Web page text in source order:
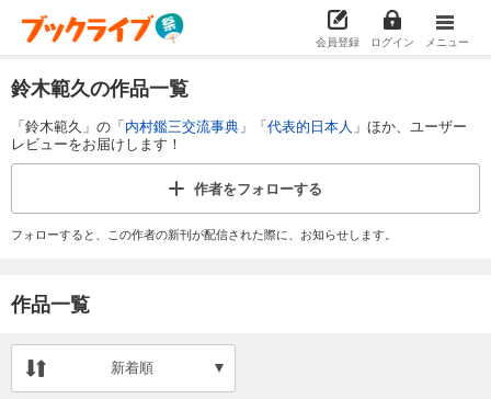
会員登録 ログイン メニュー
鈴木範久の作品一覧
「鈴木範久」の「内村鑑三交流事典 」「代表的日本人 」ほか、ユーザー
レビューをお届けします！
作者をフォローする
フォローすると、この作者の新刊が配信された際に、お知らせします。
作品一覧
新着順